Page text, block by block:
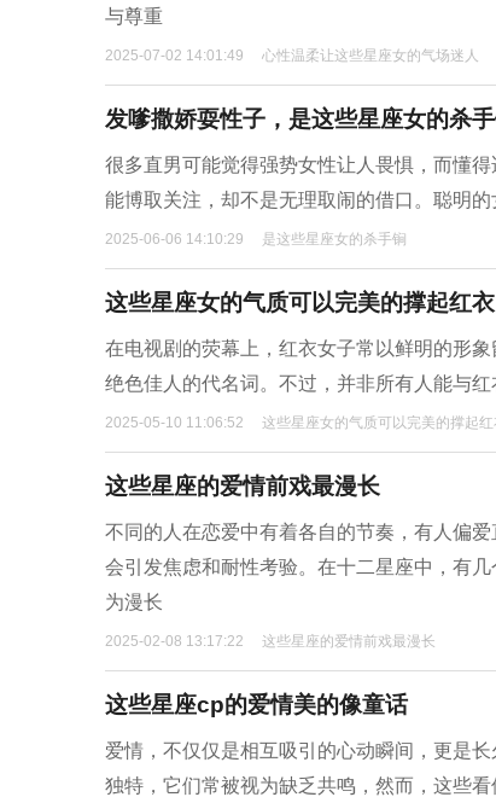
与尊重
2025-07-02 14:01:49 心性温柔让这些星座女的气场迷人
发嗲撒娇耍性子，是这些星座女的杀
很多直男可能觉得强势女性让人畏惧，而懂
能博取关注，却不是无理取闹的借口。聪明
2025-06-06 14:10:29 是这些星座女的杀手锏
这些星座女的气质可以完美的撑起红衣
在电视剧的荧幕上，红衣女子常以鲜明的形
绝色佳人的代名词。不过，并非所有人能与
2025-05-10 11:06:52 这些星座女的气质可以完美的撑起红
这些星座的爱情前戏最漫长
不同的人在恋爱中有着各自的节奏，有人偏
会引发焦虑和耐性考验。在十二星座中，有
为漫长
2025-02-08 13:17:22 这些星座的爱情前戏最漫长
这些星座cp的爱情美的像童话
爱情，不仅仅是相互吸引的心动瞬间，更是
独特，它们常被视为缺乏共鸣，然而，这些